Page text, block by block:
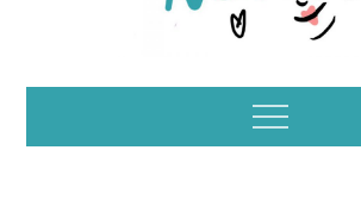
monde de
Menu